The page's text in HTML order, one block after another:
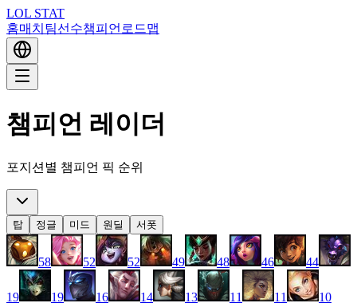
LOL STAT
홈매치 팀선수챔피언 로드맵
챔피언 레이더
포지션별 챔피언 픽 순위
탑 정글 미드 원딜 서폿
58 52 52 49 48 46 44
19 19 16 14 13 11 11 10